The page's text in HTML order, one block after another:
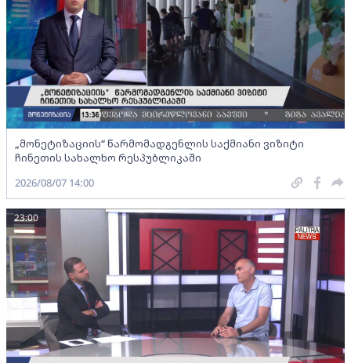
„მონეტიზაციის“ წარმომადგენლის საქმიანი ვიზიტი
ჩინეთის სახალხო რესპუბლიკაში
2026/08/07 14:00
23:00